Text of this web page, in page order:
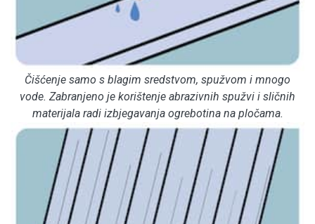
Čišćenje samo s blagim sredstvom, spužvom i mnogo
vode. Zabranjeno je korištenje abrazivnih spužvi i sličnih
materijala radi izbjegavanja ogrebotina na pločama.